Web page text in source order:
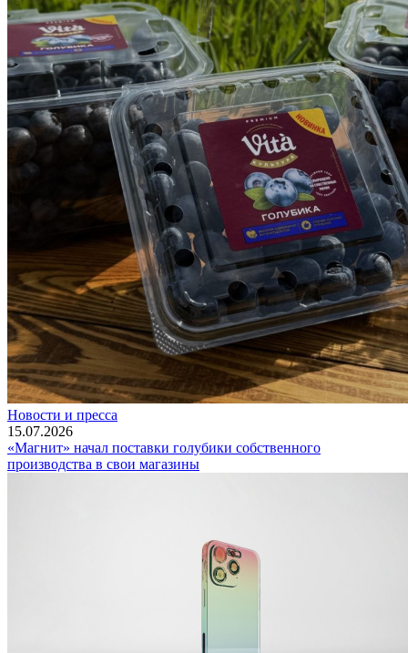
Новости и пресса
15.07.2026
«Магнит» начал поставки голубики собственного
производства в свои магазины